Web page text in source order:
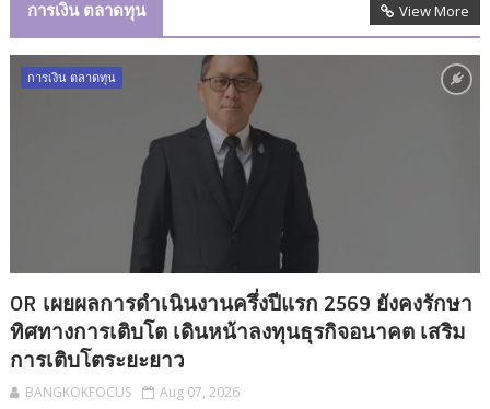
การเงิน ตลาดทุน View More
การเงิน ตลาดทุน
OR เผยผลการดำเนินงานครึ่งปีแรก 2569 ยังคงรักษา
ทิศทางการเติบโต เดินหน้าลงทุนธุรกิจอนาคต เสริม
การเติบโตระยะยาว
BANGKOKFOCUS Aug 07, 2026